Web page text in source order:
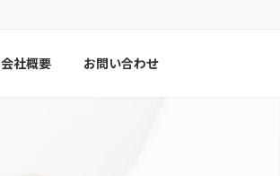
会社概要 お問い合わせ